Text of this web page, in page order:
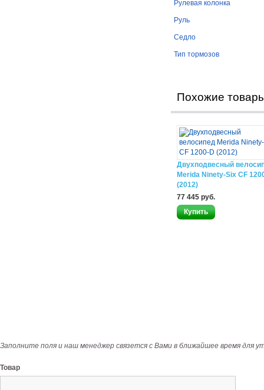
Рулевая колонка
Руль
Седло
Тип тормозов
Похожие
Двухподвесный
Merida Ninety-Six CF
(2012)
77 445 руб.
Заполните поля и наш менеджер связется с Вами в ближайшее время для
Товар